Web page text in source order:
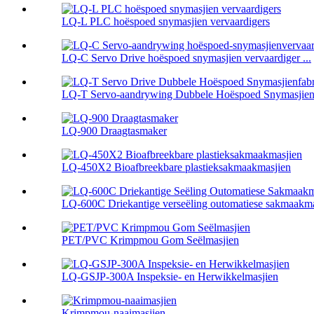
LQ-L PLC hoëspoed snymasjien vervaardigers
LQ-C Servo Drive hoëspoed snymasjien vervaardiger ...
LQ-T Servo-aandrywing Dubbele Hoëspoed
LQ-900 Draagtasmaker
LQ-450X2 Bioafbreekbare plastieksakmaakmasjien
LQ-600C Driekantige verseëling outomatiese
PET/PVC Krimpmou Gom Seëlmasjien
LQ-GSJP-300A Inspeksie- en Herwikkelmasjien